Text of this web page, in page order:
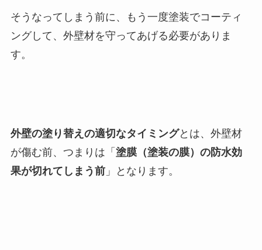
そうなってしまう前に、もう一度塗装でコーティ
ングして、外壁材を守ってあげる必要がありま
す。
外壁の塗り替えの適切なタイミングとは、外壁材
が傷む前、つまりは「 塗膜（塗装の膜）の防水効
果が切れてしまう前」となります。